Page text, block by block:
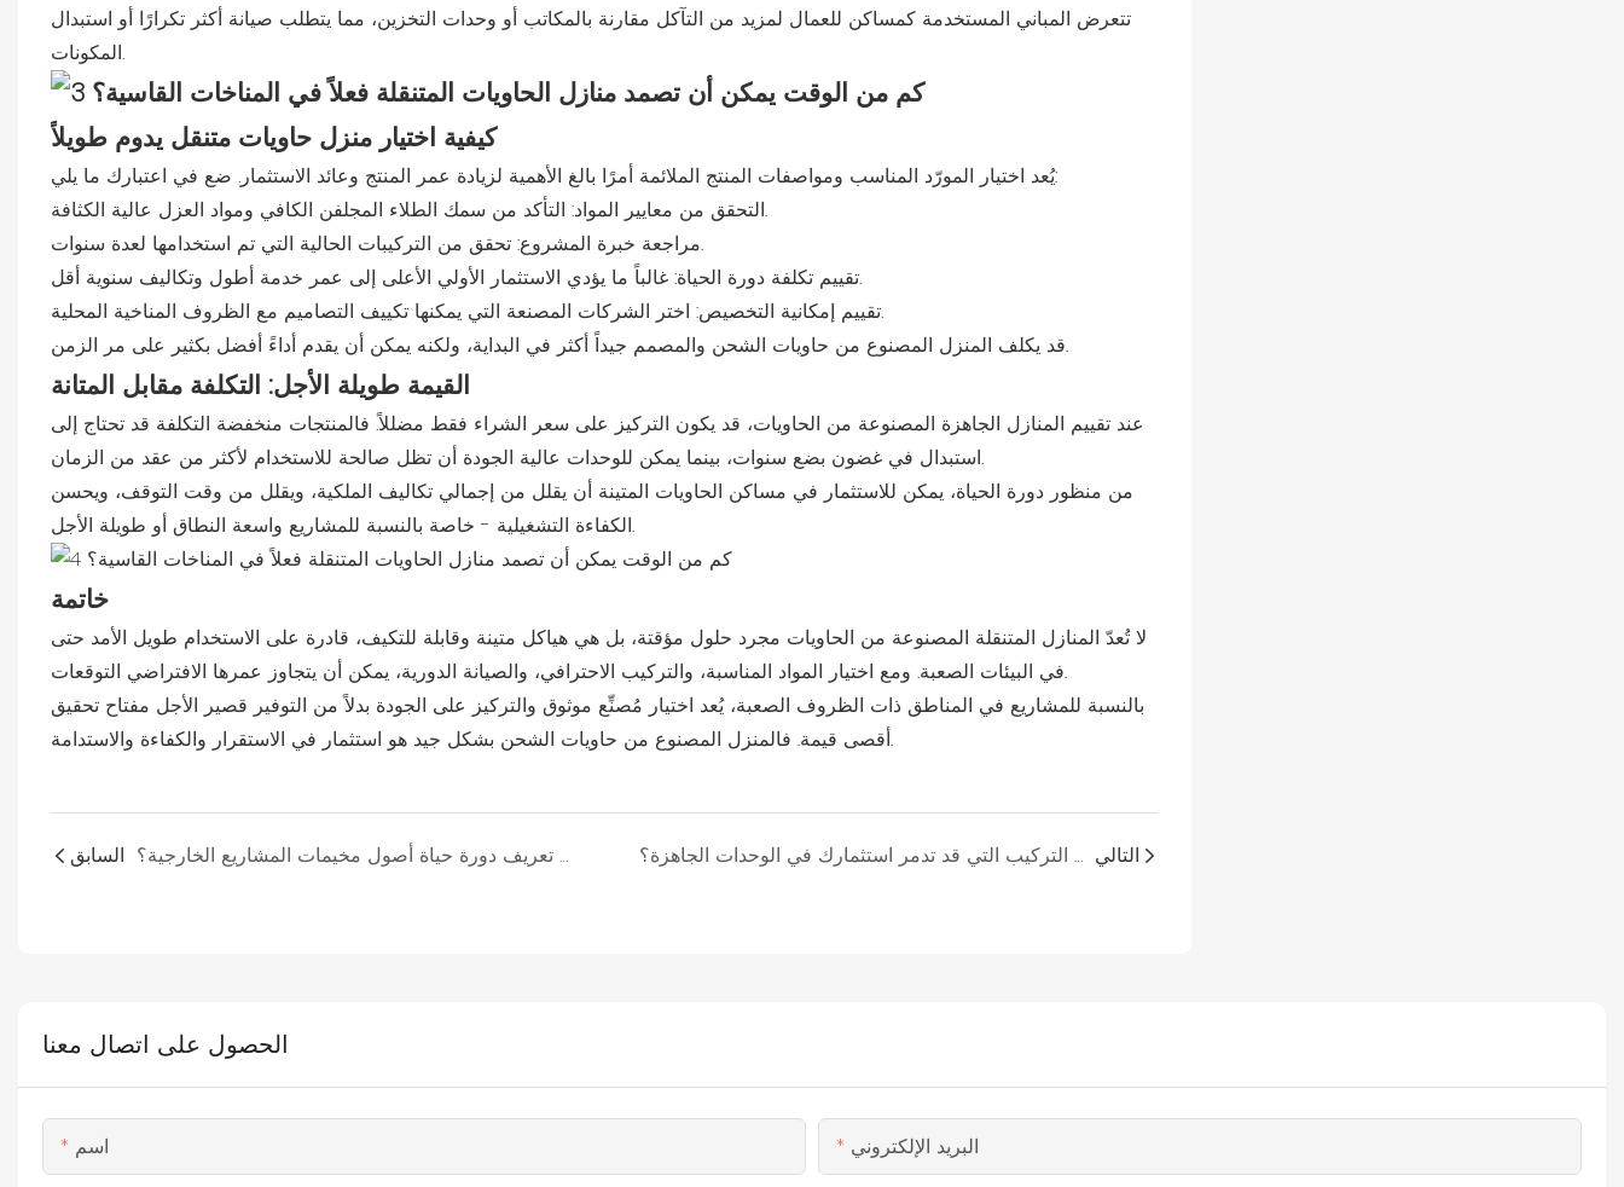
تتعرض المباني المستخدمة كمساكن للعمال لمزيد من التآكل مقارنة بالمكاتب أو وحدات التخزين، مما يتطلب صيانة أكثر تكرارًا أو استبدال
المكونات.
كيفية اختيار منزل حاويات متنقل يدوم طويلاً
يُعد اختيار المورّد المناسب ومواصفات المنتج الملائمة أمرًا بالغ الأهمية لزيادة عمر المنتج وعائد الاستثمار. ضع في اعتبارك ما يلي:
التحقق من معايير المواد: التأكد من سمك الطلاء المجلفن الكافي ومواد العزل عالية الكثافة.
مراجعة خبرة المشروع: تحقق من التركيبات الحالية التي تم استخدامها لعدة سنوات.
تقييم تكلفة دورة الحياة: غالباً ما يؤدي الاستثمار الأولي الأعلى إلى عمر خدمة أطول وتكاليف سنوية أقل.
تقييم إمكانية التخصيص: اختر الشركات المصنعة التي يمكنها تكييف التصاميم مع الظروف المناخية المحلية.
قد يكلف المنزل المصنوع من حاويات الشحن والمصمم جيداً أكثر في البداية، ولكنه يمكن أن يقدم أداءً أفضل بكثير على مر الزمن.
القيمة طويلة الأجل: التكلفة مقابل المتانة
عند تقييم المنازل الجاهزة المصنوعة من الحاويات، قد يكون التركيز على سعر الشراء فقط مضللاً. فالمنتجات منخفضة التكلفة قد تحتاج إلى
استبدال في غضون بضع سنوات، بينما يمكن للوحدات عالية الجودة أن تظل صالحة للاستخدام لأكثر من عقد من الزمان.
من منظور دورة الحياة، يمكن للاستثمار في مساكن الحاويات المتينة أن يقلل من إجمالي تكاليف الملكية، ويقلل من وقت التوقف، ويحسن
الكفاءة التشغيلية - خاصة بالنسبة للمشاريع واسعة النطاق أو طويلة الأجل.
خاتمة
لا تُعدّ المنازل المتنقلة المصنوعة من الحاويات مجرد حلول مؤقتة، بل هي هياكل متينة وقابلة للتكيف، قادرة على الاستخدام طويل الأمد حتى
في البيئات الصعبة. ومع اختيار المواد المناسبة، والتركيب الاحترافي، والصيانة الدورية، يمكن أن يتجاوز عمرها الافتراضي التوقعات.
بالنسبة للمشاريع في المناطق ذات الظروف الصعبة، يُعد اختيار مُصنِّع موثوق والتركيز على الجودة بدلاً من التوفير قصير الأجل مفتاح تحقيق
أقصى قيمة. فالمنزل المصنوع من حاويات الشحن بشكل جيد هو استثمار في الاستقرار والكفاءة والاستدامة.
السابق هل يمكن للمساكن الجاهزة أن تعيد تعريف دورة حياة أصول مخيمات المشاريع الخارجية؟ ما هي المخاطر الخفية في التركيب التي قد تدمر استثمارك في الوحدات الجاهزة؟ التالي
الحصول على اتصال معنا
اسم البريد الإلكتروني